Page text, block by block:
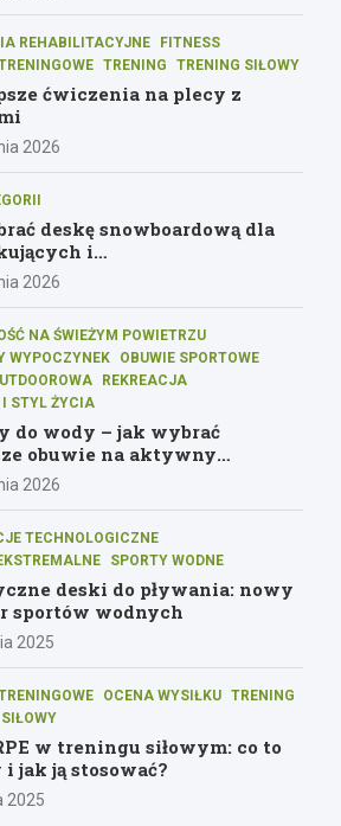
REHABILITACYJNE
FITNESS
TRENING TRENING SIŁOWY
ćwiczenia na plecy z
2026
deskę snowboardową dla
i
2026
NA ŚWIEŻYM POWIETRZU
WYPOCZYNEK
OBUWIE SPORTOWE
REKREACJA
I STYL ŻYCIA
do wody – jak wybrać
obuwie na aktywny
2026
TECHNOLOGICZNE
SPORTY WODNE
deski do pływania: nowy
sportów wodnych
2025
OCENA WYSIŁKU TRENING
w treningu siłowym: co to
jak ją stosować?
2025